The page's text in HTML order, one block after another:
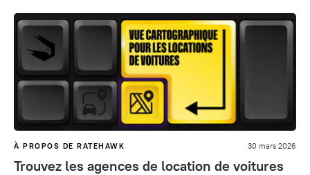
À PROPOS DE RATEHAWK 30 mars 2026
Trouvez les agences de location de voitures